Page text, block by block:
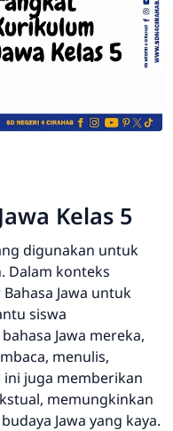
Kelas 5
digunakan untuk
Dalam konteks
Jawa untuk
siswa
Jawa mereka,
menulis,
juga memberikan
memungkinkan
Jawa yang kaya.